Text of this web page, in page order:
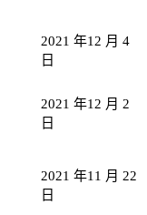
2021 年12 月 4
日
2021 年12 月 2
日
2021 年11 月 22
日